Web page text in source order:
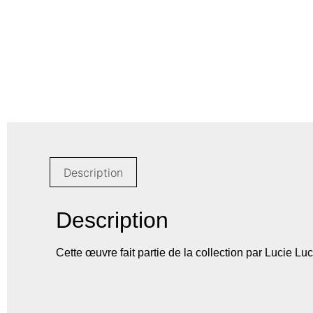
Description
Description
Cette œuvre fait partie de la collection par Lucie